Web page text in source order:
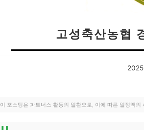
고성축산농협
이 포스팅은 파트너스 활동의 일환으로, 이에 따른 일정액의